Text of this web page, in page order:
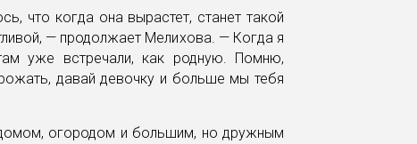
что когда она вырастет, станет такой
— продолжает Мелихова. — Когда я
уже встречали, как родную. Помню,
давай девочку и больше мы тебя
огородом и большим, но дружным